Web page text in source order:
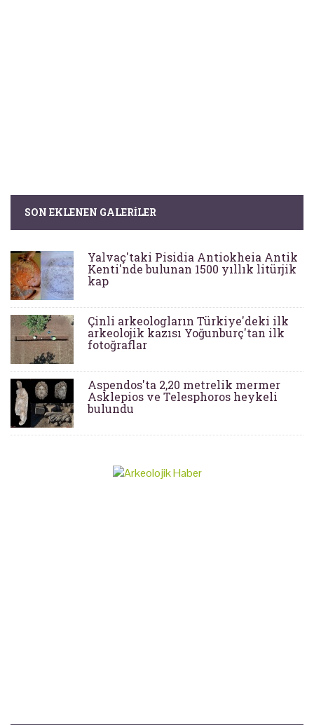
SON EKLENEN GALERILER
Yalvaç'taki Pisidia Antiokheia Antik
Kenti'nde bulunan 1500 yıllık litürjik
kap
Çinli arkeologların Türkiye'deki ilk
arkeolojik kazısı Yoğunburç'tan ilk
fotoğraflar
Aspendos'ta 2,20 metrelik mermer
Asklepios ve Telesphoros heykeli
bulundu